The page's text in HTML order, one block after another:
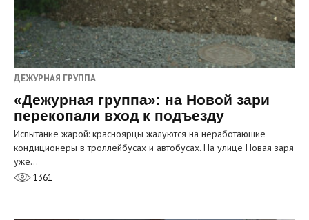
ДЕЖУРНАЯ ГРУППА
«Дежурная группа»: на Новой зари
перекопали вход к подъезду
Испытание жарой: красноярцы жалуются на неработающие
кондиционеры в троллейбусах и автобусах. На улице Новая заря
уже…
1361